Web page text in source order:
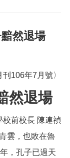
然退場
刊106年7月號〉
然退場
校前校長 陳連禎
雲，也敗在魯
，孔子已過天